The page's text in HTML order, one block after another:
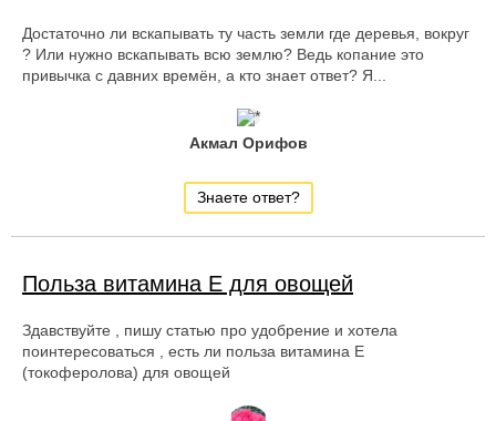
Достаточно ли вскапывать ту часть земли где деревья, вокруг
? Или нужно вскапывать всю землю? Ведь копание это
привычка с давних времён, а кто знает ответ? Я...
Акмал Орифов
Знаете ответ?
Польза витамина Е для овощей
Здавствуйте , пишу статью про удобрение и хотела
поинтересоваться , есть ли польза витамина Е
(токоферолова) для овощей